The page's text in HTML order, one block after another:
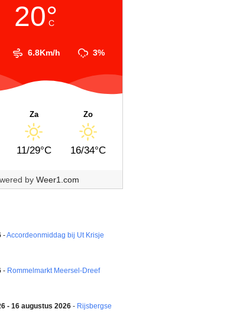
20°
C
6.8Km/h 3%
Za
11/29°C
Zo
16/34°C
by Weer1.com
-Accordeonmiddag bij Ut Krisje
- Rommelmarkt Meersel-Dreef
- 16 augustus 2026- Rijsbergse